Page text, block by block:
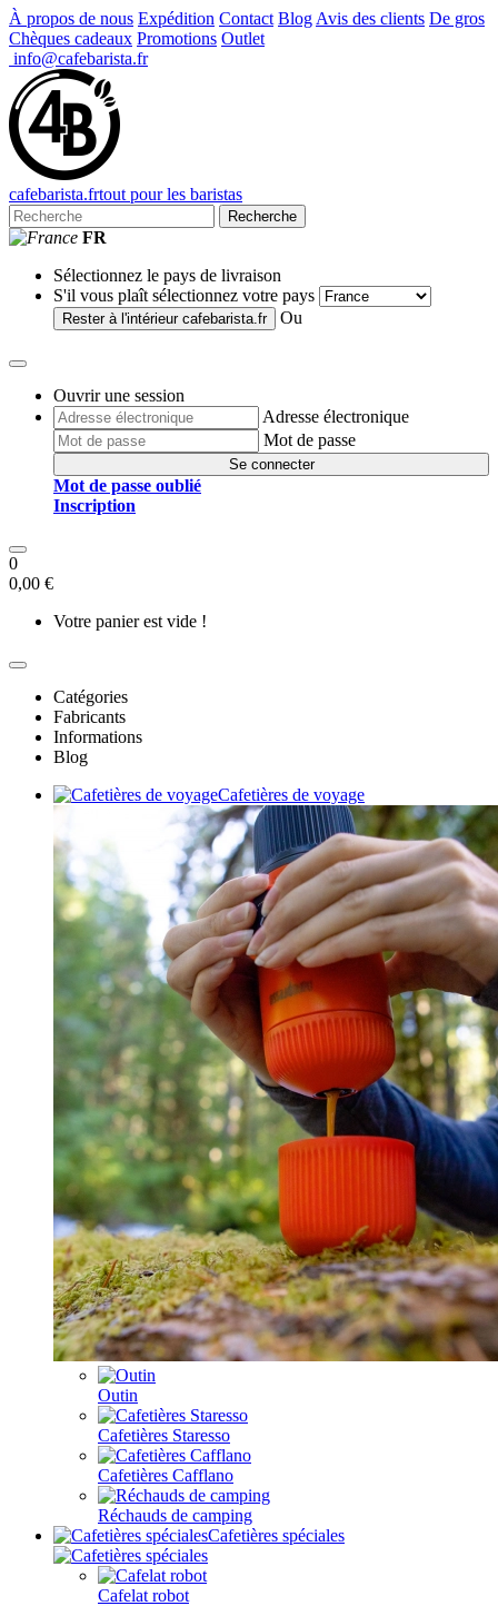
À propos de nous Expédition Contact Blog Avis des clients De gros
Chèques cadeaux Promotions Outlet
info@cafebarista.fr
cafebarista.frtout pour les baristas
Recherche
FR
Sélectionnez le pays de livraison
S'il vous plaît sélectionnez votre pays
Rester à l'intérieur cafebarista.fr Ou
Ouvrir une session
Adresse électronique
Mot de passe
Se connecter
Mot de passe oublié
Inscription
0
0,00 €
Votre panier est vide !
Catégories
Fabricants
Informations
Blog
Cafetières de voyage
Outin
Cafetières Staresso
Cafetières Cafflano
Réchauds de camping
Cafetières spéciales
Cafelat robot